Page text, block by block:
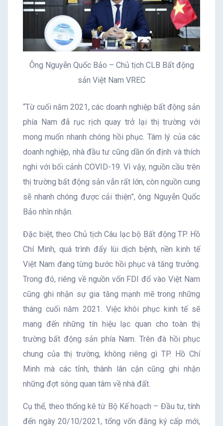
Ông Nguyễn Quốc Bảo – Chủ tịch CLB Bất động
sản Việt Nam VREC
“Từ cuối năm 2021, các doanh nghiệp bất động sản
phía Nam đã rục rịch quay trở lại thị trường với
mong muốn nhanh chóng hồi phục. Tâm lý của các
doanh nghiệp, nhà đầu tư cũng dần ổn định và thích
nghi với bối cảnh COVID-19. Vì vậy, nguồn cầu trên
thị trường bất động sản vẫn rất lớn, còn nguồn cung
sẽ nhanh chóng được cải thiện”, ông Nguyễn Quốc
Bảo nhìn nhận.
Đặc biệt, theo Chủ tịch Câu lạc bộ Bất động TP. Hồ
Chí Minh, quá trình đẩy lùi dịch bệnh, nền kinh tế
Việt Nam đang từng bước hồi phục và tăng trưởng.
Trong đó, riêng về nguồn vốn FDI đổ vào Việt Nam
cũng ghi nhận sự gia tăng mạnh mẽ trong những
tháng cuối năm 2021. Việc khôi phục kinh tế sẽ
mang đến những tín hiệu lạc quan cho toàn thị
trường bất động sản phía Nam. Trên đà hồi phục
chung của thị trường, không riêng gì TP. Hồ Chí
Minh mà các tỉnh, thành lân cận cũng ghi nhận
những đợt sóng quan tâm về nhà đất.
Cụ thể, theo thống kê từ Bộ Kế hoạch – Đầu tư, tính
đến ngày 20/10/2021, tổng vốn đăng ký cấp mới,